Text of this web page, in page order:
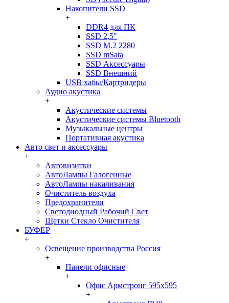
Накопители SSD
+
DDR4 для ПК
SSD 2,5"
SSD M.2 2280
SSD mSata
SSD Аксессуары
SSD Внешний
USB хабы/Картридеры
Аудио акустика
+
Акустические системы
Акустические системы Bluetooth
Музыкальные центры
Портативная акустика
Авто свет и аксессуары
+
Автовизитки
АвтоЛампы Галогенные
АвтоЛампы накаливания
Очиститель воздуха
Предохранители
Светодиодный Рабочий Свет
Щетки Стекло Очистителя
БУФЕР
+
Освещение производства Россия
+
Панели офисные
+
Офис Армстронг 595x595
+